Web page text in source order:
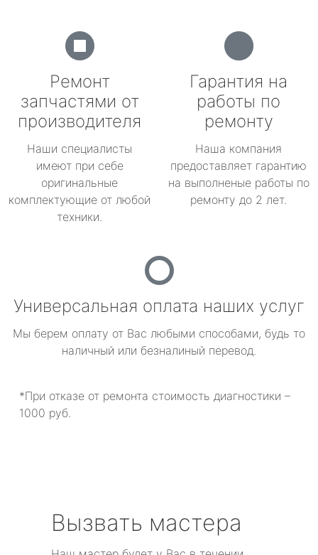
Ремонт
запчастями от
производителя
Наши специалисты
имеют при себе
оригинальные
комплектующие от любой
техники.
Гарантия на
работы по
ремонту
Наша компания
предоставляет гарантию
на выполненые работы по
ремонту до 2 лет.
Универсальная оплата наших услуг
Мы берем оплату от Вас любыми способами, будь то
наличный или безналиный перевод.
*При отказе от ремонта стоимость диагностики –
1000 руб.
Вызвать мастера